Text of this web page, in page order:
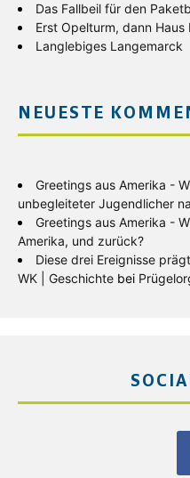
Das Fallbeil für den
Erst Opelturm, dann Haus
Langlebiges Langemarck
NEUESTE
Greetings aus Amerika -
unbegleiteter Jugendlicher
Greetings aus Amerika -
Amerika, und zurück?
Diese drei Ereignisse
WK | Geschichte bei